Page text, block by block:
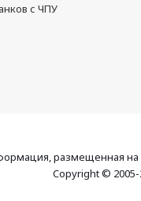
с ЧПУ
размещенная на
Copyright © 2005-